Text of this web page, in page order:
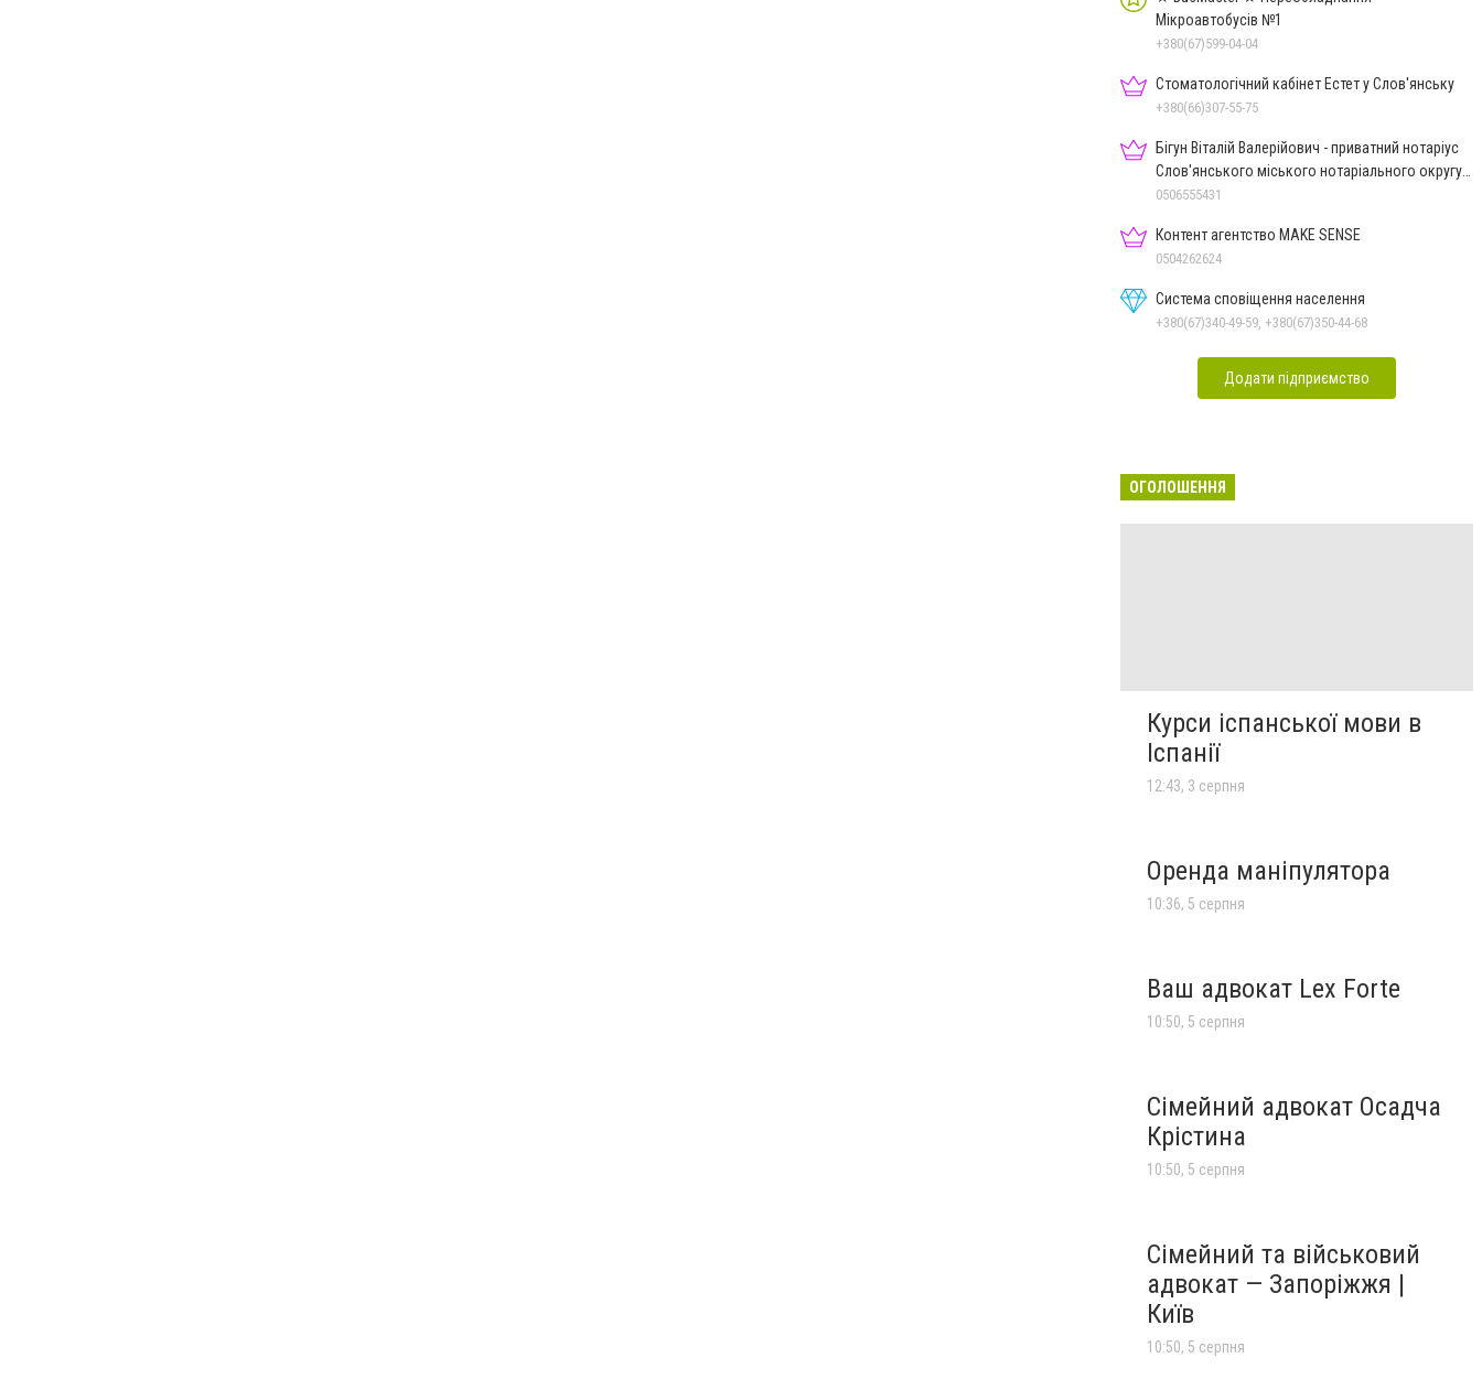
Мікроавтобусів №1
+380(67)599-04-04
Стоматологічний кабінет Естет у Слов'янську
+380(66)307-55-75
Бігун Віталій Валерійович - приватний нотаріус
Слов'янського міського нотаріального округу
Дон.обл.
0506555431
Контент агентство MAKE SENSE
0504262624
Система сповіщення населення
+380(67)340-49-59, +380(67)350-44-68
Додати підприємство
ОГОЛОШЕННЯ
Курси іспанської мови в
Іспанії
12:43, 3 серпня
Оренда маніпулятора
10:36, 5 серпня
Ваш адвокат Lex Forte
10:50, 5 серпня
Сімейний адвокат Осадча
Крістина
10:50, 5 серпня
Сімейний та військовий
адвокат — Запоріжжя |
Київ
10:50, 5 серпня